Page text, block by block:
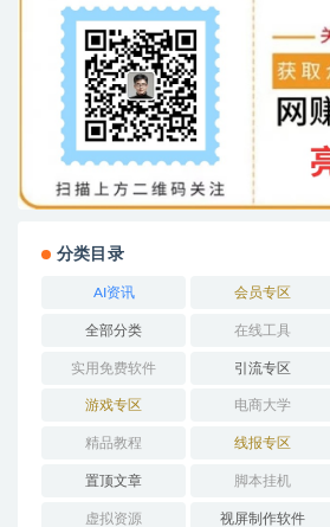
分类目录
AI资讯 会员专区
全部分类 在线工具
实用免费软件 引流专区
游戏专区 电商大学
精品教程 线报专区
置顶文章 脚本挂机
虚拟资源 视屏制作软件